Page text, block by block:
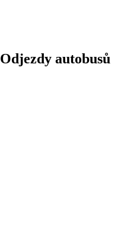
Odjezdy autobusů